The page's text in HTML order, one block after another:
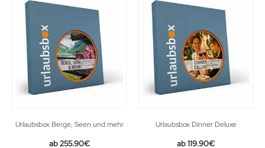
Urlaubsbox Berge, Seen und mehr
255.90€
Urlaubsbox Dinner Deluxe
119.90€